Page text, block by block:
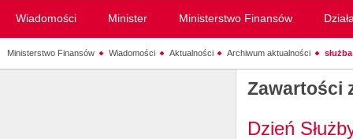
Wiadomości Minister Ministerstwo Finansów
Ministerstwo Finansów Wiadomości Aktualności Archiwum aktualności
Zawartości
Dzień